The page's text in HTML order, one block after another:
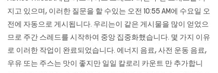
지고 있으며, 이러한 질문을 할 수있는 오전 10:55 AM에 수요일 오
전에 자동으로 게시됩니다. 우리는이 같은 게시물을 많이 얻었으
므로 주간 스레드를 시작하여 중앙 집중화했습니다. 몇 가지 이유
로 이러한 작업이 완료되었습니다. 에너지 음료, 사전 운동 음료,
우유 또는 주스는 맛이 좋지만 일일 칼로리 카운트 만 추가합니